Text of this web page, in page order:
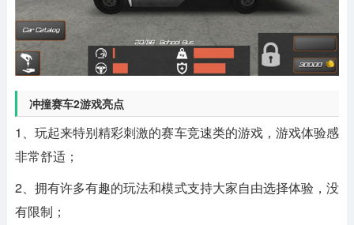
冲撞赛车2游戏亮点
1、玩起来特别精彩刺激的赛车竞速类的游戏，游戏体验感
非常舒适；
2、拥有许多有趣的玩法和模式支持大家自由选择体验，没
有限制；